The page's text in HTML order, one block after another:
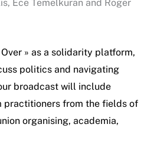
Ece Temelkuran and Roger
» as a solidarity platform,
politics and navigating
broadcast will include
practitioners from the fields of
organising, academia,